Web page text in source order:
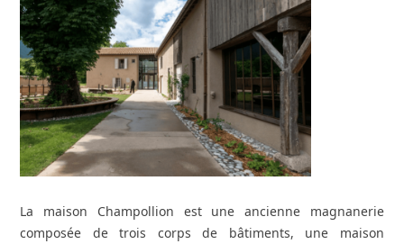
La maison Champollion est une ancienne magnanerie
composée de trois corps de bâtiments, une maison